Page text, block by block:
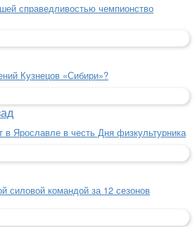
справедливостью чемпионство
Кузнецов «Сибири»?
в Ярославле в честь Дня физкультурника
силовой командой за 12 сезонов